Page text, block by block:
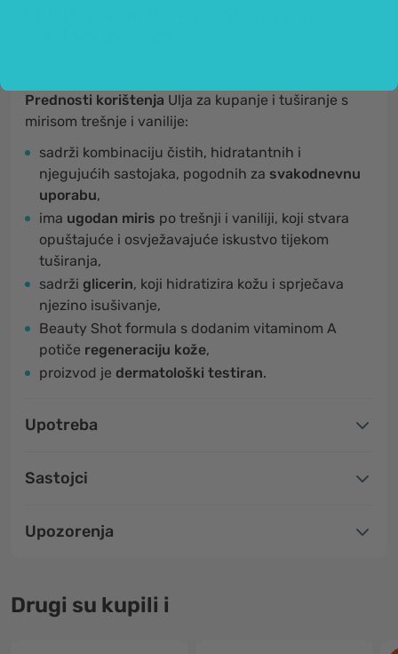
Prednosti korištenja Ulja za kupanje i tuširanje s
mirisom trešnje i vanilije:
sadrži kombinaciju čistih, hidratantnih i
njegujućih sastojaka, pogodnih za svakodnevnu
uporabu,
ima ugodan miris po trešnji i vaniliji, koji stvara
opuštajuće i osvježavajuće iskustvo tijekom
tuširanja,
sadrži glicerin, koji hidratizira kožu i sprječava
njezino isušivanje,
Beauty Shot formula s dodanim vitaminom A
potiče regeneraciju kože,
proizvod je dermatološki testiran.
Upotreba
Sastojci
Upozorenja
Drugi su kupili i